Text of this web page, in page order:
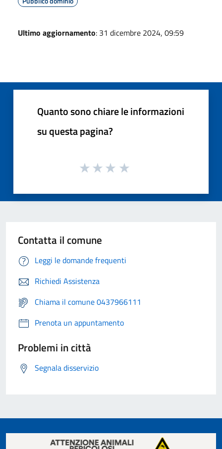
Ultimo aggiornamento: 31 dicembre 2024, 09:59
Quanto sono chiare le informazioni
su questa pagina?
Contatta il comune
Leggi le domande frequenti
Richiedi Assistenza
Chiama il comune 0437966111
Prenota un appuntamento
Problemi in città
Segnala disservizio